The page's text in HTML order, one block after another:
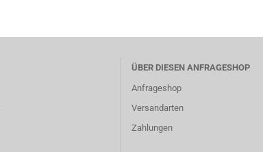
ÜBER DIESEN ANFRAGESHOP
Anfrageshop
Versandarten
Zahlungen